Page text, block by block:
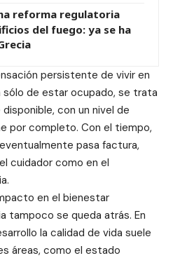
reforma regulatoria
del fuego: ya se ha
persistente de vivir en
sólo de estar ocupado, se trata
con un nivel de
por completo. Con el tiempo,
pasa factura,
cuidador como en el
en el bienestar
tampoco se queda atrás. En
la calidad de vida suele
áreas, como el estado